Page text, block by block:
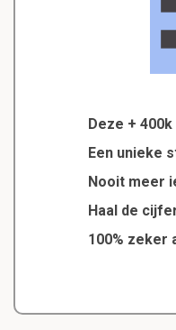
Deze +
Een unieke
Nooit meer
Haal de
100% zeker